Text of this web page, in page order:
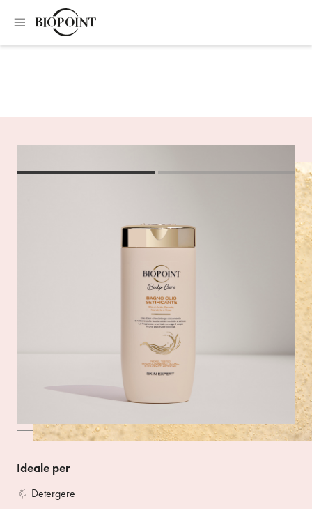
Bagno olio setificante
Olio Elisir che deterge dolcemente e nutre la pelle
lasciandola morbida e setosa. La fragranza orientale
avvolge il corpo in una piacevole coccola.
ACQUISTA
Ideale per
Detergere